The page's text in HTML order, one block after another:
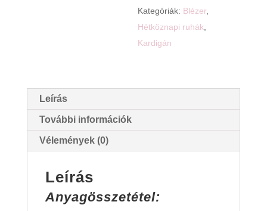
Kategóriák: Blézer,
Hétköznapi ruhák
Kardigán
Leírás
További információk
Vélemények (0)
Leírás
Anyagösszetétel: